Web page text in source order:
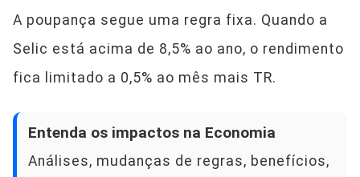
A poupança segue uma regra fixa. Quando a
Selic está acima de 8,5% ao ano, o rendimento
fica limitado a 0,5% ao mês mais TR.
Entenda os impactos na Economia
Análises, mudanças de regras, benefícios,